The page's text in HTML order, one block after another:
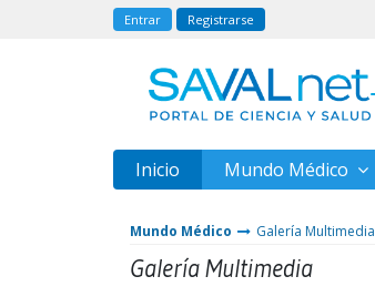
Entrar Registrarse
Inicio Mundo Médico
Mundo Médico Galería Multimedia
Galería Multimedia